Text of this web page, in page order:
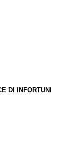
DI INFORTUNI